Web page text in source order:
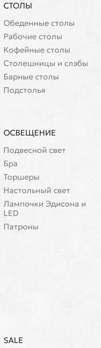
СТОЛЫ
Обеденные столы
Рабочие столы
Кофейные столы
Cтолешницы и слэбы
Барные столы
Подстолья
ОСВЕЩЕНИЕ
Подвесной свет
Бра
Торшеры
Настольный свет
Лампочки Эдисона и
LED
Патроны
SALE